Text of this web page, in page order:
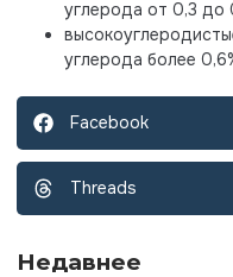
углерода от 0,3 до
углерода более
Facebook
Threads
Недавнее